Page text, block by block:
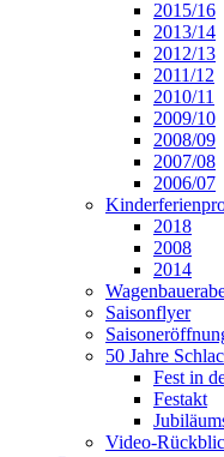
2015/16
2013/14
2012/13
2011/12
2010/11
2009/10
2008/09
2007/08
2006/07
2018
2008
2014
Saisonflyer
50 Jahre
Fest in
Festakt
Video-